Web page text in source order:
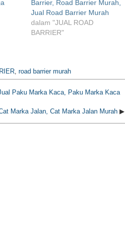
Barrier, Road Barrier Murah,
Jual Road Barrier Murah
dalam "JUAL ROAD
BARRIER"
road barrier murah
Paku Marka Kaca, Paku Marka Kaca
Marka Jalan, Cat Marka Jalan Murah ▶